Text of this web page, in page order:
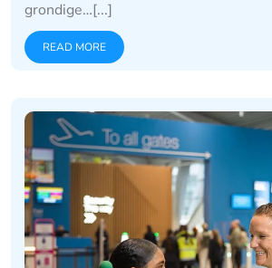
grondige…[...]
READ MORE